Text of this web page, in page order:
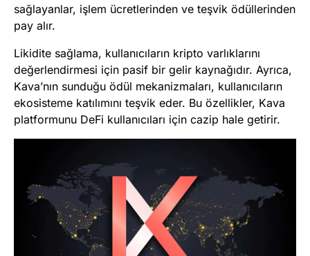
sağlayanlar, işlem ücretlerinden ve teşvik ödüllerinden
pay alır.
Likidite sağlama, kullanıcıların kripto varlıklarını
değerlendirmesi için pasif bir gelir kaynağıdır. Ayrıca,
Kava’nın sunduğu ödül mekanizmaları, kullanıcıların
ekosisteme katılımını teşvik eder. Bu özellikler, Kava
platformunu DeFi kullanıcıları için cazip hale getirir.